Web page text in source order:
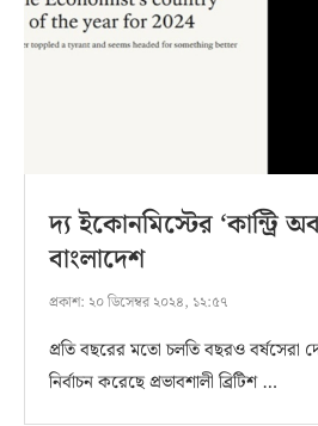
দ্য ইকোনমিস্টের ‘কান্ট্রি
বাংলাদেশ
প্রকাশ: ২০ ডিসেম্বর ২০২৪, ১২:৫৭
প্রতি বছরের মতো চলতি বছরও বর্ষসেরা
নির্বাচন করেছে প্রভাবশালী ব্রিটিশ …